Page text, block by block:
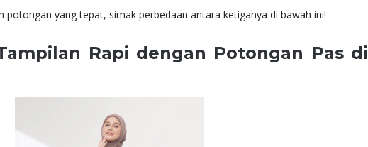
yang tepat, simak perbedaan antara ketiganya di bawah ini!
Rapi dengan Potongan Pas di